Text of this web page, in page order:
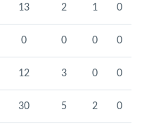
13 2 1 0
0 0 0 0
12 3 0 0
30 5 2 0